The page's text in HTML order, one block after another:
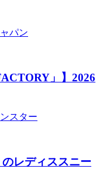
パン
」】2026
スター
のレディススニー